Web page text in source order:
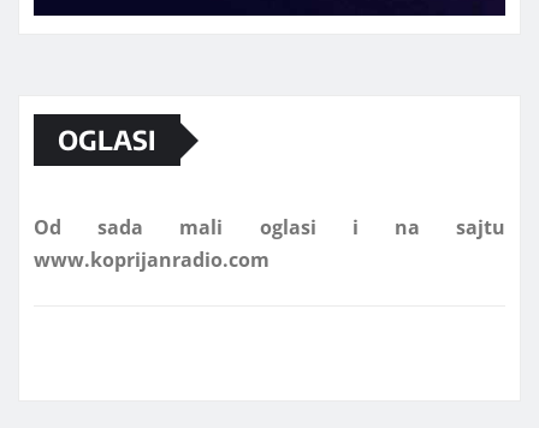
OGLASI
Od sada mali oglasi i na sajtu